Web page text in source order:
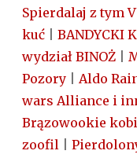
Spierdalaj z tym
kuć
BANDYCKI
wydział BINOŻ
Pozory
Aldo
wars Alliance i
Brązowookie
zoofil